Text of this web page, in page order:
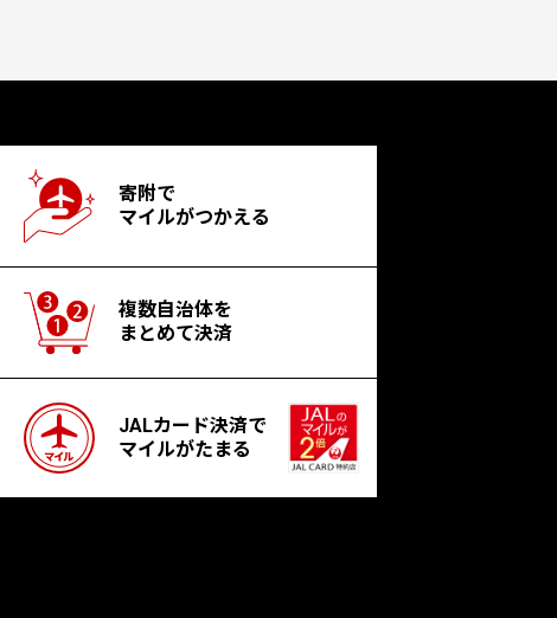
寄附で
マイルがつかえる
複数自治体を
まとめて決済
JALカード決済で
マイルがたまる